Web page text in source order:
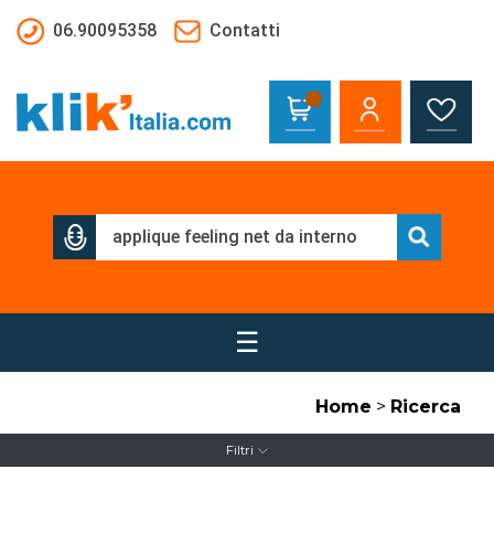
06.90095358
Contatti
☰
Home > Ricerca
Filtri